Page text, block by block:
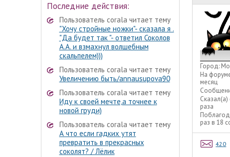
Последние действия:
Пользователь corala читает тему
"Хочу стройные ножки"- сказала я .
"Да будет так "- ответил Соколов
А.А. и взмахнул волшебным
скальпелем)))
Пользователь corala читает тему
Увеличению быть/annausupova90
Пользователь corala читает тему
Иду к своей мечте,а точнее к
новой груди)
Пользователь corala читает тему
А что если гадких утят
превратить в прекрасных
соколят? / Лёлик
Город:
На
месяц
Сказал(а)
раза
раз в 18
420